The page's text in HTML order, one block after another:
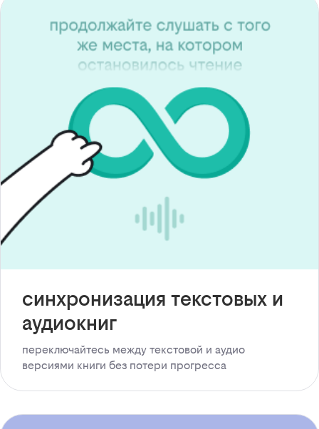
синхронизация текстовых и
аудиокниг
переключайтесь между текстовой и аудио
версиями книги без потери прогресса